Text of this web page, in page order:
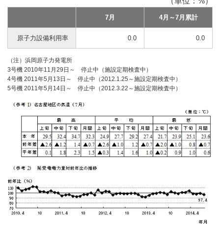
7月 4月～7月累計
原子力設備利用率 0.0 0.0
（注）浜岡原子力発電所
3号機 2010年11月29日～ 停止中（施設定期検査中）
4号機 2011年5月13日～ 停止中（2012.1.25～施設定期検査中）
5号機 2011年5月14日～ 停止中（2012.3.22～施設定期検査中）